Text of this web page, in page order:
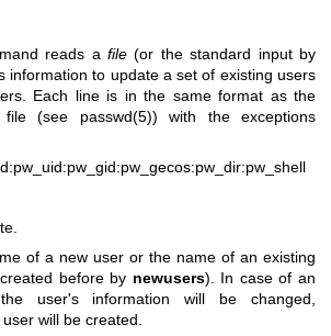
reads afile (or the standard input by
information to update a set of existing users
Each line is in the same format as the
file (see passwd(5)) with the exceptions
of a new user or the name of an existing
before by newusers). In case of an
user's information will be changed,
will be created.